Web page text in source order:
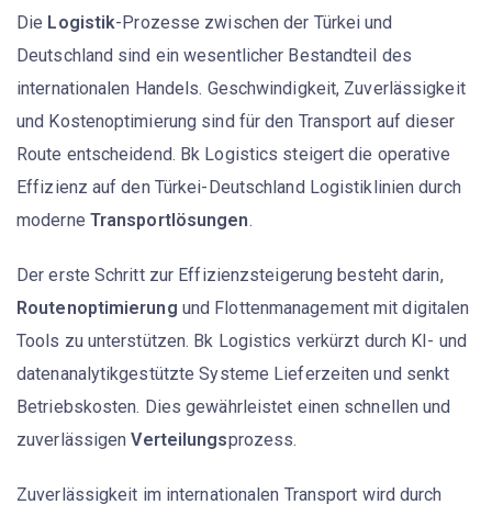
Die Logistik-Prozesse zwischen der Türkei und
Deutschland sind ein wesentlicher Bestandteil des
internationalen Handels. Geschwindigkeit, Zuverlässigkeit
und Kostenoptimierung sind für den Transport auf dieser
Route entscheidend. Bk Logistics steigert die operative
Effizienz auf den Türkei-Deutschland Logistiklinien durch
moderne Transportlösungen.
Der erste Schritt zur Effizienzsteigerung besteht darin,
Routenoptimierung und Flottenmanagement mit digitalen
Tools zu unterstützen. Bk Logistics verkürzt durch KI- und
datenanalytikgestützte Systeme Lieferzeiten und senkt
Betriebskosten. Dies gewährleistet einen schnellen und
zuverlässigenVerteilungsprozess.
Zuverlässigkeit im internationalen Transport wird durch